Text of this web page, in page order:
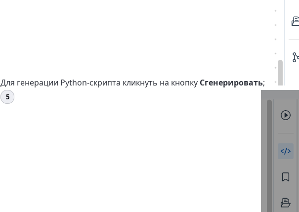
Для генерации Python-скрипта кликнуть на кнопку Сгенерировать;